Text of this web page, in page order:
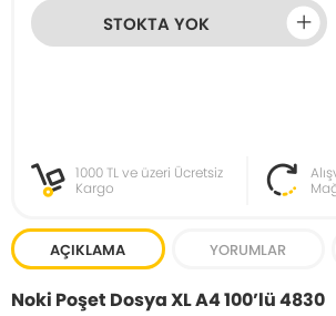
STOKTA YOK
1000 TL ve üzeri Ücretsiz
Kargo
AÇIKLAMA YORUMLAR
Noki Poşet Dosya XL A4 100’lü 4830